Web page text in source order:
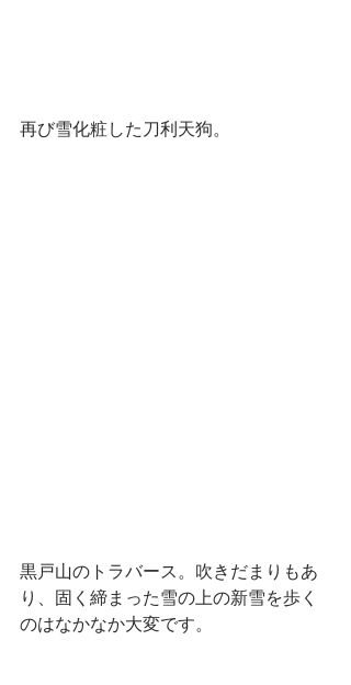
再び雪化粧した刀利天狗。
黒戸山のトラバース。吹きだまりもあ
り、固く締まった雪の上の新雪を歩く
のはなかなか大変です。